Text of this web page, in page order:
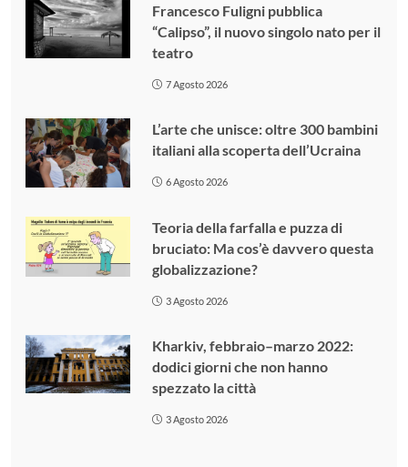
Francesco Fuligni pubblica
“Calipso”, il nuovo singolo nato per il
teatro
7 Agosto 2026
L’arte che unisce: oltre 300 bambini
italiani alla scoperta dell’Ucraina
6 Agosto 2026
Teoria della farfalla e puzza di
bruciato: Ma cos’è davvero questa
globalizzazione?
3 Agosto 2026
Kharkiv, febbraio–marzo 2022:
dodici giorni che non hanno
spezzato la città
3 Agosto 2026